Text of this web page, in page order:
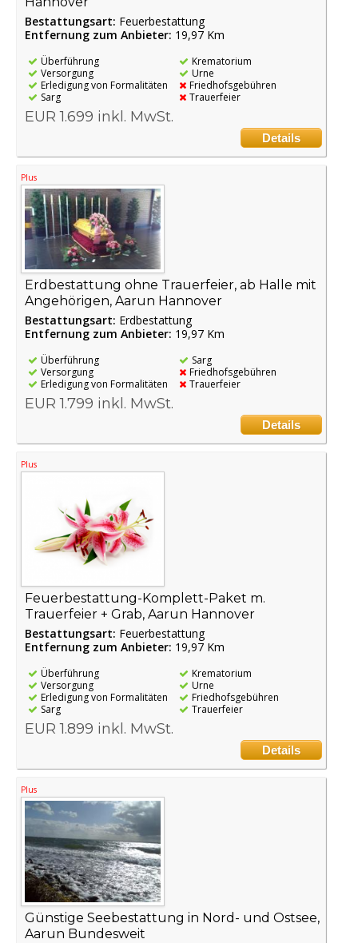
Bestattungsart: Feuerbestattung
Entfernung zum Anbieter: 19,97 Km
Überführung
Versorgung
Erledigung von Formalitäten
Sarg
Krematorium
Urne
Friedhofsgebühren
Trauerfeier
EUR 1.699 inkl. MwSt.
Details
Plus
Erdbestattung ohne Trauerfeier, ab Halle mit
Angehörigen, Aarun Hannover
Bestattungsart: Erdbestattung
Entfernung zum Anbieter: 19,97 Km
Überführung
Versorgung
Erledigung von Formalitäten
Sarg
Friedhofsgebühren
Trauerfeier
EUR 1.799 inkl. MwSt.
Details
Plus
Feuerbestattung-Komplett-Paket m.
Trauerfeier + Grab, Aarun Hannover
Bestattungsart: Feuerbestattung
Entfernung zum Anbieter: 19,97 Km
Überführung
Versorgung
Erledigung von Formalitäten
Sarg
Krematorium
Urne
Friedhofsgebühren
Trauerfeier
EUR 1.899 inkl. MwSt.
Details
Plus
Günstige Seebestattung in Nord- und Ostsee,
Aarun Bundesweit